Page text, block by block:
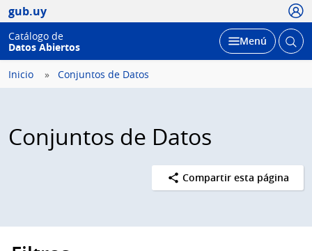
gub.uy
Catálogo de
Datos Abiertos
Desplegar
Menú Abrir
Inicio Conjuntos de Datos
Conjuntos de Datos
Compartir esta página